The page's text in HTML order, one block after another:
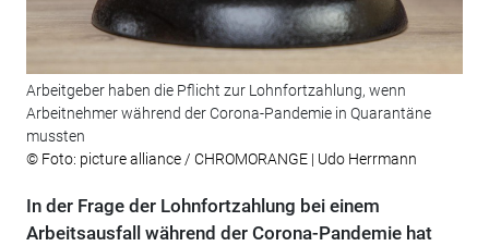
Arbeitgeber haben die Pflicht zur Lohnfortzahlung, wenn
Arbeitnehmer während der Corona-Pandemie in Quarantäne
mussten
© Foto: picture alliance / CHROMORANGE | Udo Herrmann
In der Frage der Lohnfortzahlung bei einem
Arbeitsausfall während der Corona-Pandemie hat